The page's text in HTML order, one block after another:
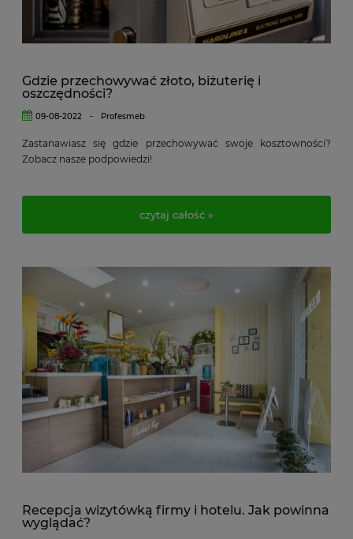
Gdzie przechowywać złoto, biżuterię i
oszczędności?
09-08-2022 - Profesmeb
Zastanawiasz się gdzie przechowywać swoje kosztowności?
Zobacz nasze podpowiedzi!
czytaj całość »
Recepcja wizytówką firmy i hotelu. Jak powinna
wyglądać?